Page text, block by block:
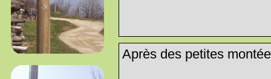
Après des petites